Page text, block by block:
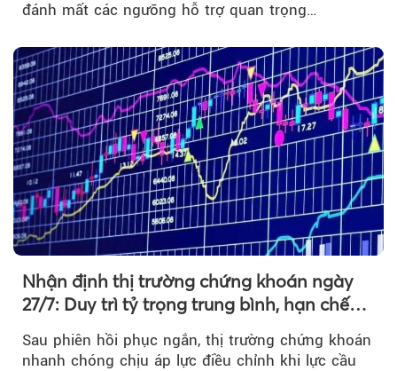
đánh mất các ngưỡng hỗ trợ quan trọng…
Nhận định thị trường chứng khoán ngày
27/7: Duy trì tỷ trọng trung bình, hạn chế
Sau phiên hồi phục ngắn, thị trường chứng khoán
nhanh chóng chịu áp lực điều chỉnh khi lực cầu